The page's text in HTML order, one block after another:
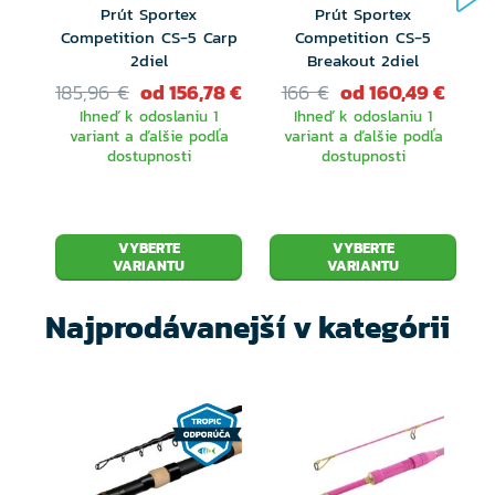
Tropic Fishing ako predajca poskytuje na celý výrobok
zákonnú záruku v dĺžke trvania 24 mesiacov.
Značka Sportex Germany poskytuje nadštandardnú
záruku na samotný blank prútu v dĺžke 10 rokov od
Podmienkou pre uplatnenie záruky je registrácia
každého zakúpeného prútu v online systéme výrobcu.
Na registráciu je potrebné mať po ruke predajný
doklad (účtenku alebo faktúru) a visačku s unikátnym
Registrácia sa vykonáva v slovenčine priamo na
stránkach výrobcu:https://garantie.sportex.de/
Prút Sportex
Competition CS-5 Carp
2diel
185,96 € od 156,78 €
Ihneď k odoslaniu 1
variant a ďalšie podľa
dostupnosti
VYBERTE
VARIANTU
Prút Sportex
Competition CS-5
Breakout 2diel
166 € od 160,49 €
Ihneď k odoslaniu 1
variant a ďalšie podľa
dostupnosti
VYBERTE
VARIANTU
Najprodávanejší v kategórii